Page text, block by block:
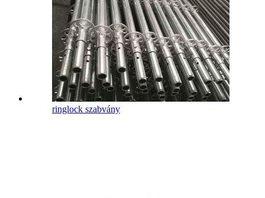
ringlock szabvány